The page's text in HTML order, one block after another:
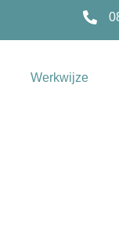
Werkwijze